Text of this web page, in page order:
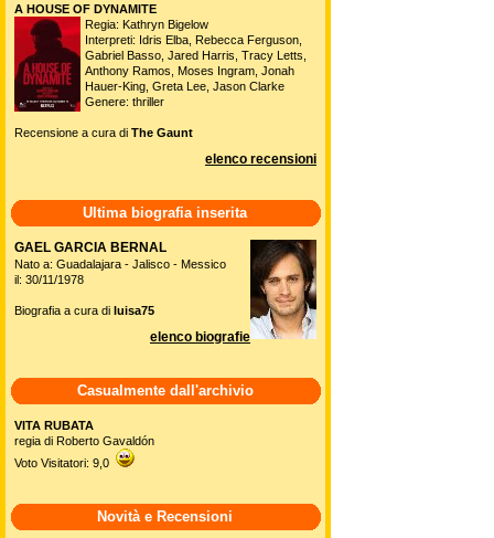
A HOUSE OF DYNAMITE
Regia: Kathryn Bigelow
Interpreti: Idris Elba, Rebecca Ferguson,
Gabriel Basso, Jared Harris, Tracy Letts,
Anthony Ramos, Moses Ingram, Jonah
Hauer-King, Greta Lee, Jason Clarke
Genere: thriller
Recensione a cura di The Gaunt
elenco recensioni
Ultima biografia inserita
GAEL GARCIA BERNAL
Nato a: Guadalajara - Jalisco - Messico
il: 30/11/1978
Biografia a cura di luisa75
elenco biografie
Casualmente dall'archivio
VITA RUBATA
regia di Roberto Gavaldón
Voto Visitatori: 9,0
Novità e Recensioni